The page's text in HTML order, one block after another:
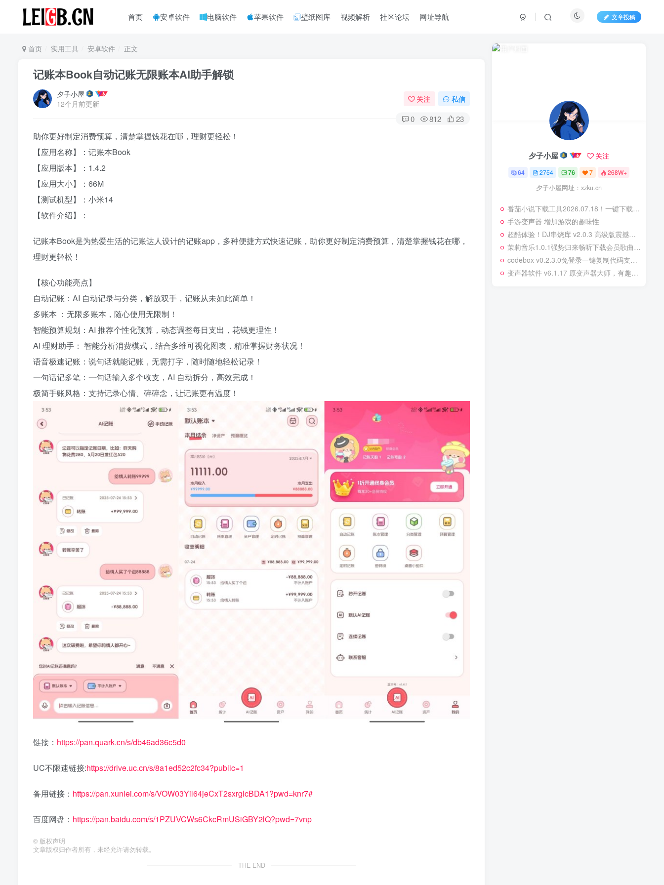
首页 安卓软件 电脑软件 苹果软件 壁纸图库 视频解析 社区论坛 网址导航 文章投稿
首页 实用工具 安卓软件 正文
记账本Book自动记账无限账本AI助手解锁
夕子小屋
12个月前更新
关注 私信
0 812 23
助你更好制定消费预算，清楚掌握钱花在哪，理财更轻松！
【应用名称】：记账本Book
【应用版本】：1.4.2
【应用大小】：66M
【测试机型】：小米14
【软件介绍】：
记账本Book是为热爱生活的记账达人设计的记账app，多种便捷方式快速记账，助你更好制定消费预算，清楚掌握钱花在哪，
理财更轻松！
【核心功能亮点】
自动记账：AI 自动记录与分类，解放双手，记账从未如此简单！
多账本 ：无限多账本，随心使用无限制！
智能预算规划：AI 推荐个性化预算，动态调整每日支出，花钱更理性！
AI 理财助手： 智能分析消费模式，结合多维可视化图表，精准掌握财务状况！
语音极速记账：说句话就能记账，无需打字，随时随地轻松记录！
一句话记多笔：一句话输入多个收支，AI 自动拆分，高效完成！
极简手账风格：支持记录心情、碎碎念，让记账更有温度！
链接： https://pan.quark.cn/s/db46ad36c5d0
UC不限速链接:https://drive.uc.cn/s/8a1ed52c2fc34?public=1
备用链接： https://pan.xunlei.com/s/VOW03Yil64jeCxT2sxrglcBDA1?pwd=knr7#
百度网盘： https://pan.baidu.com/s/1PZUVCWs6CkcRmUSiGBY2lQ?pwd=7vnp
© 版权声明
文章版权归作者所有，未经允许请勿转载。
THE END
夕子小屋 关注
64 2754 76 7 268W+
夕子小屋网址：xzku.cn
番茄小说下载工具2026.07.18！一键下载全站小说，免费无广告！‌
手游变声器 增加游戏的趣味性
超酷体验！DJ串烧库 v2.0.3 高级版震撼登场
茉莉音乐1.0.1强势归来畅听下载会员歌曲无损音质
codebox v0.2.3.0免登录一键复制代码支持CSDN等网站
变声器软件 v6.1.17 原变声器大师，有趣的手机变声软件，去更新解锁会员版